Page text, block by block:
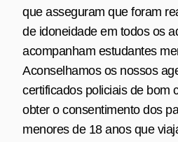
que asseguram que foram
de idoneidade em todos os
acompanham estudantes
Aconselhamos os nossos
certificados policiais de bom
obter o consentimento dos
menores de 18 anos que